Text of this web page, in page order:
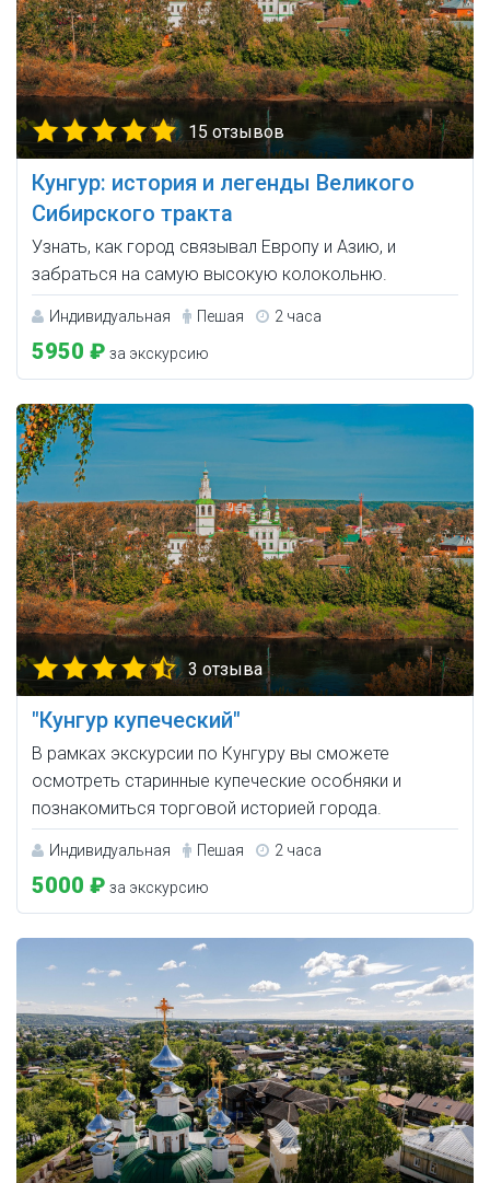
15 отзывов
Кунгур: история и легенды Великого
Сибирского тракта
Узнать, как город связывал Европу и Азию, и
забраться на самую высокую колокольню.
Индивидуальная Пешая 2 часа
5950 ₽ за экскурсию
3 отзыва
"Кунгур купеческий"
В рамках экскурсии по Кунгуру вы сможете
осмотреть старинные купеческие особняки и
познакомиться торговой историей города.
Индивидуальная Пешая 2 часа
5000 ₽ за экскурсию